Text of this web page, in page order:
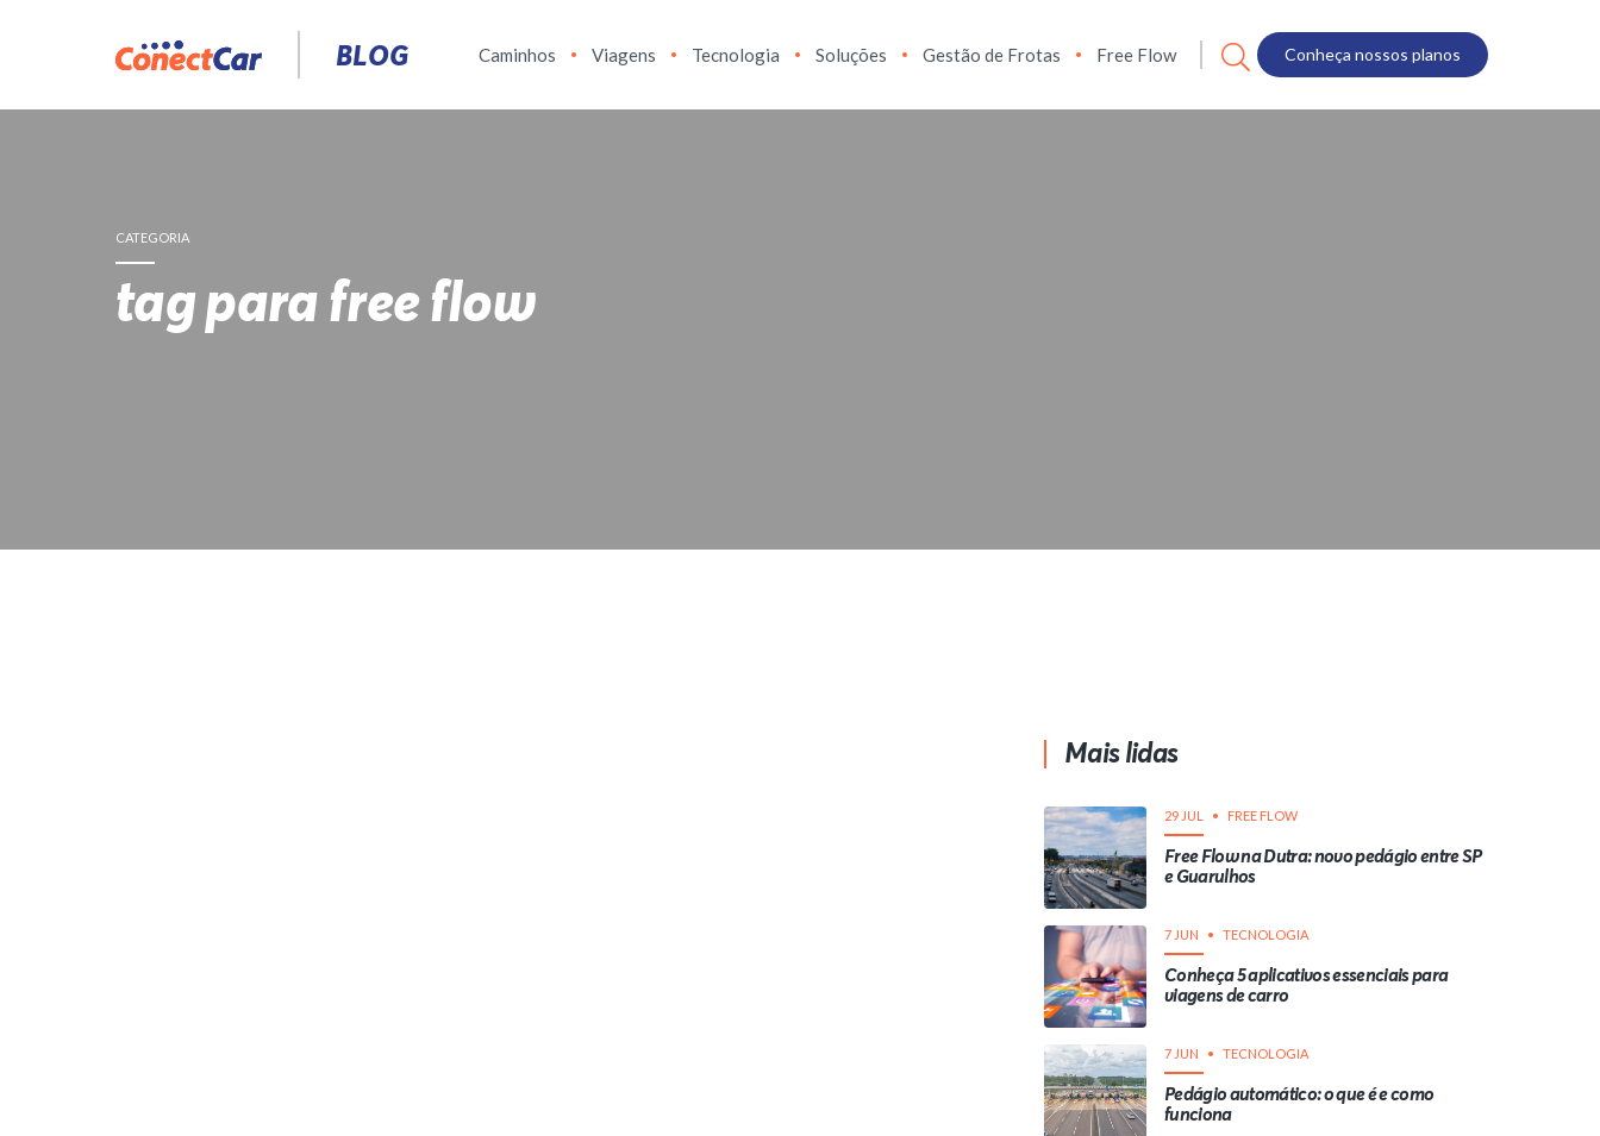
BLOG Caminhos Viagens Tecnologia Soluções Gestão de Frotas Free Flow Conheça nossos planos
CATEGORIA
tag para free flow
Mais lidas
29 JUL FREE FLOW
Free Flow na Dutra: novo pedágio entre SP
e Guarulhos
7 JUN TECNOLOGIA
Conheça 5 aplicativos essenciais para
viagens de carro
7 JUN TECNOLOGIA
Pedágio automático: o que é e como
funciona